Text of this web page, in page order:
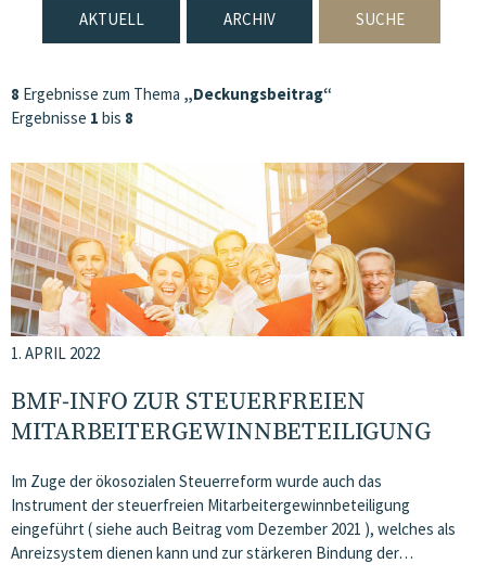
AKTUELL ARCHIV SUCHE
8 Ergebnisse zum Thema „Deckungsbeitrag“
Ergebnisse 1 bis 8
1. APRIL 2022
BMF-INFO ZUR STEUERFREIEN
MITARBEITERGEWINNBETEILIGUNG
Im Zuge der ökosozialen Steuerreform wurde auch das
Instrument der steuerfreien Mitarbeitergewinnbeteiligung
eingeführt ( siehe auch Beitrag vom Dezember 2021 ), welches als
Anreizsystem dienen kann und zur stärkeren Bindung der…